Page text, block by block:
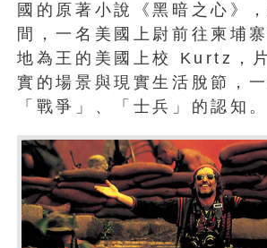
國的原著小說《黑暗之心》
間，一名美國上尉前往柬埔
地為王的美國上校 Kurtz，
實的場景與現實生活脫節，
「戰爭」、「士兵」的認知。